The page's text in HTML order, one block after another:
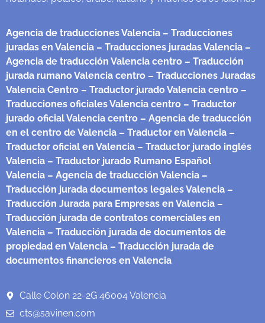
Agencia de traducciones Valencia – Traducciones
juradas en Valencia – Traducciones juradas Valencia –
Agencia de traducción Valencia centro – Traducción
jurada rumano Valencia centro – Traducciones Juradas
Valencia Centro – Traductor jurado Valencia centro –
Traducciones oficiales Valencia centro – Traductor
jurado oficial Valencia centro – Agencia de traducción
en el centro de Valencia – Traductor en Valencia –
Traductor oficial en Valencia – Traductor jurado inglés
Valencia – Traductor jurado Rumano Español
Valencia – Agencia de traducción Valencia –
Traducción jurada documentos legales Valencia –
Traducción Jurada para Empresas en Valencia –
Traducción jurada de contratos comerciales en
Valencia – Traducción jurada de documentos de
propiedad en Valencia – Traducción jurada de
documentos financieros en Valencia
Calle Colon 22-2G 46004 Valencia
cts@savinen.com